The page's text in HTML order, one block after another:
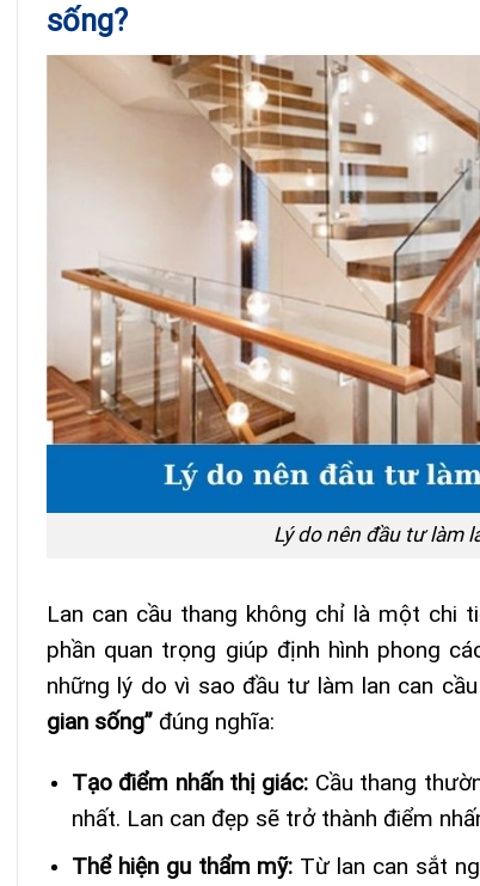
sống?
Lý do nên đầu tư làm
Lan can cầu thang không chỉ là một chi
phần quan trọng giúp định hình phong
những lý do vì sao đầu tư làm lan can
gian sống” đúng nghĩa:
Tạo điểm nhấn thị giác: Cầu thang
nhất. Lan can đẹp sẽ trở thành điểm
Thể hiện gu thẩm mỹ: Từ lan can sắt